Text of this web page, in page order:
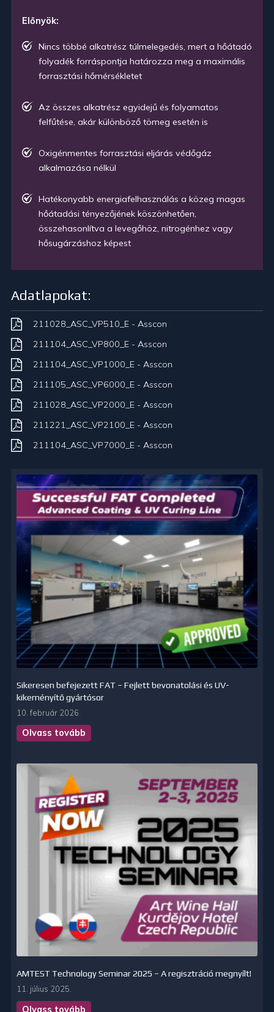
Előnyök:
Nincs többé alkatrész túlmelegedés, mert a hőátadó
folyadék forráspontja határozza meg a maximális
forrasztási hőmérsékletet
Az összes alkatrész egyidejű és folyamatos
felfűtése, akár különböző tömeg esetén is
Oxigénmentes forrasztási eljárás védőgáz
alkalmazása nélkül
Hatékonyabb energiafelhasználás a közeg magas
hőátadási tényezőjének köszönhetően,
összehasonlítva a levegőhöz, nitrogénhez vagy
hősugárzáshoz képest
Adatlapokat:
211028_ASC_VP510_E - Asscon
211104_ASC_VP800_E - Asscon
211104_ASC_VP1000_E - Asscon
211105_ASC_VP6000_E - Asscon
211028_ASC_VP2000_E - Asscon
211221_ASC_VP2100_E - Asscon
211104_ASC_VP7000_E - Asscon
Sikeresen befejezett FAT – Fejlett bevonatolási és UV-
kikeményítő gyártósor
10. február 2026.
Olvass tovább
AMTEST Technology Seminar 2025 – A regisztráció megnyílt!
11. július 2025.
Olvass tovább